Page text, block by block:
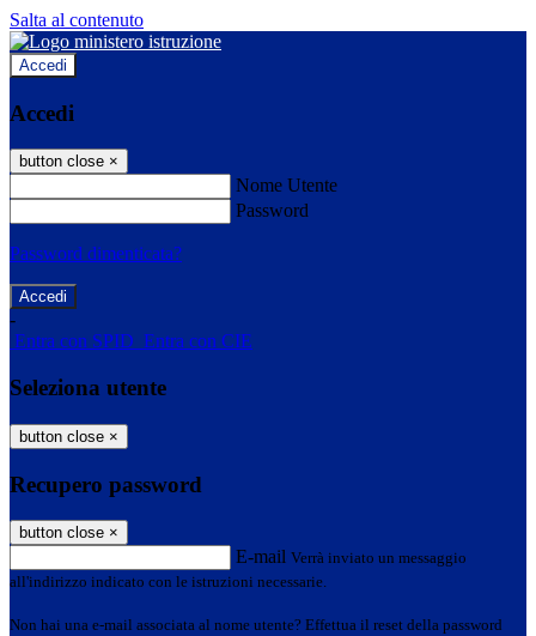
Salta al contenuto
Accedi
Accedi
button close ×
Nome Utente
Password
Password dimenticata?
-
Entra con SPID Entra con CIE
Seleziona utente
button close ×
Recupero password
button close ×
E-mail Verrà inviato un messaggio
all'indirizzo indicato con le istruzioni necessarie.
Non hai una e-mail associata al nome utente? Effettua il reset della password